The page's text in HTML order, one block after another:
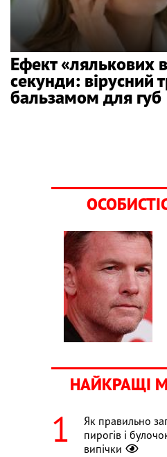
Ефект «лялькових
секунди: вірусний
бальзамом для губ
НАЙКРАЩІ
Як правильно
пирогів і
випічки